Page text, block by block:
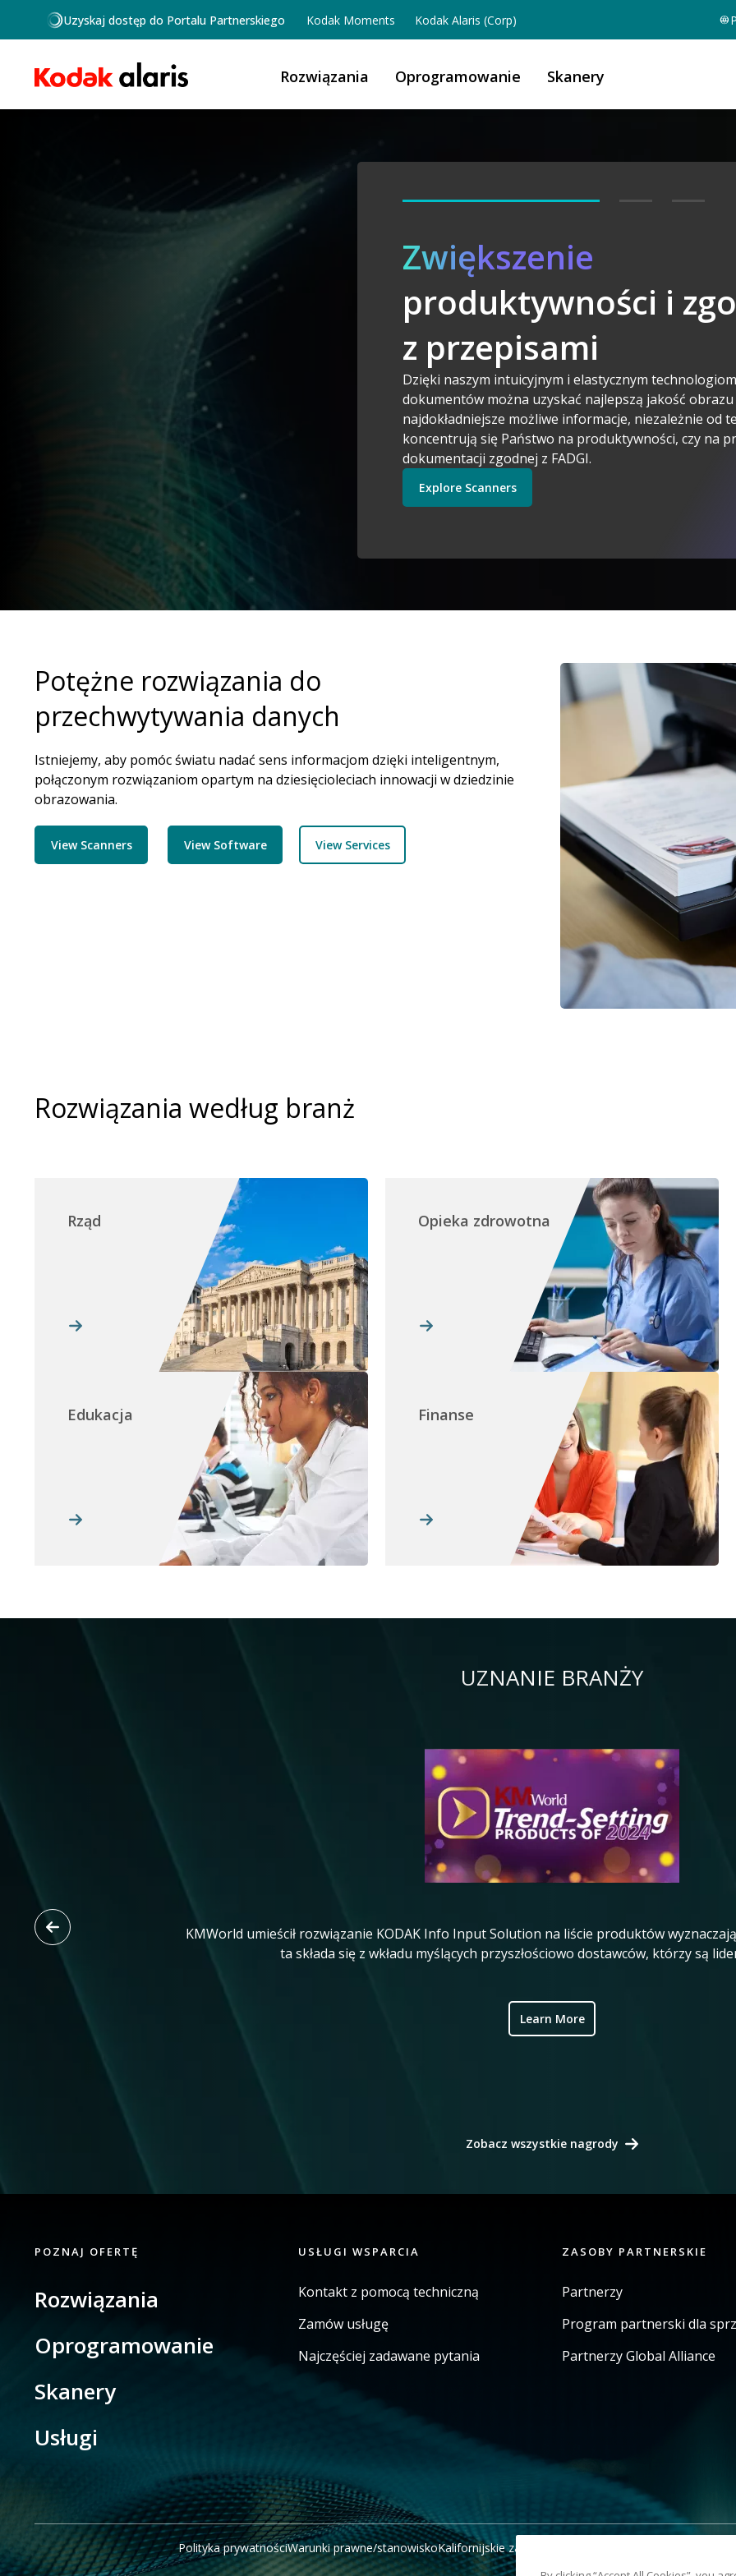
Przejdź do treści
Uzyskaj dostęp do Portalu Partnerskiego Kodak Moments Kodak Alaris (Corp)
Rozwiązania Oprogramowanie Skanery
Zwiększenie
produktywności i
z przepisami
Dzięki naszym intuicyjnym i elastycznym
dokumentów można uzyskać najlepszą jakość obrazu
najdokładniejsze możliwe informacje, niezależnie od
koncentrują się Państwo na produktywności, czy na
dokumentacji zgodnej z FADGI.
Explore Scanners
A-Powered
Get Started
Uwolnij
Kodak Alaris ma sens
Explore Software
Potężne rozwiązania do
przechwytywania danych
Istniejemy, aby pomóc światu nadać sens informacjom dzięki inteligentnym,
połączonym rozwiązaniom opartym na dziesięcioleciach innowacji w dziedzinie
obrazowania.
View Scanners View Software View Services
Obraz
Rozwiązania według branż
Rząd Opieka zdrowotna
Edukacja Finanse
UZNANIE BRANŻY
KMWorld umieścił rozwiązanie KODAK Info Input Solution na liście produktów
ta składa się z wkładu myślących przyszłościowo dostawców, którzy są
Learn More
Zobacz wszystkie nagrody
POZNAJ OFERTĘ
Rozwiązania
Oprogramowanie
Skanery
Usługi
USŁUGI WSPARCIA
Kontakt z pomocą techniczną
Zamów usługę
Najczęściej zadawane pytania
ZASOBY PARTNERSKIE
Partnerzy
Program partnerski dla
Partnerzy Global Alliance
Polityka prywatnościWarunki prawne/stanowiskoKalifornijskie zawiadomienie o windykacji